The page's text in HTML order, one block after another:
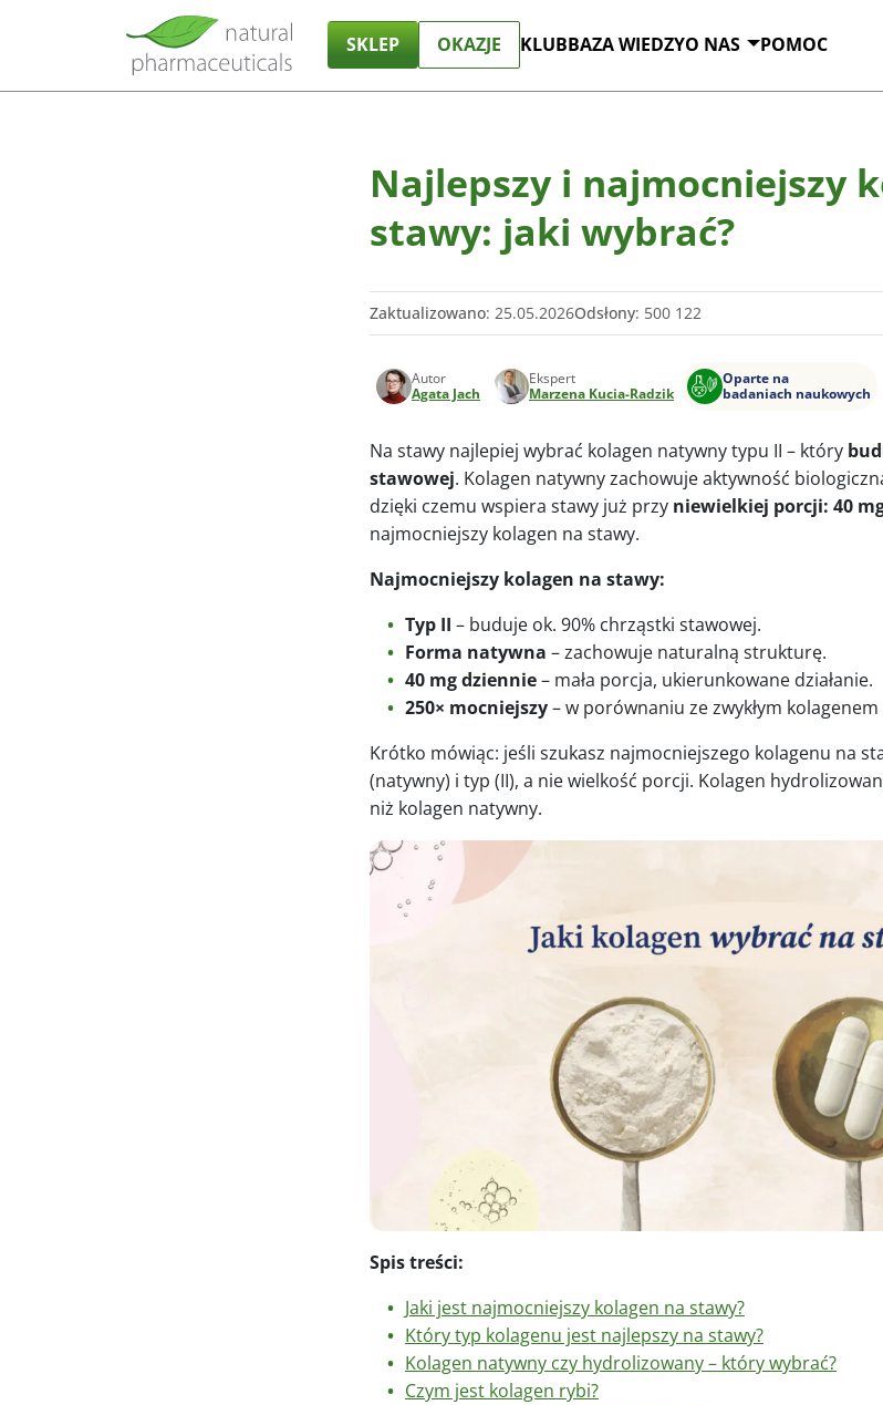
SKLEP OKAZJE KLUBBAZA WIEDZYO NAS POMOC
Najlepszy i najmocniejszy
stawy: jaki wybrać?
Zaktualizowano: 25.05.2026Odsłony: 500 122
Autor
Agata Jach
Ekspert
Marzena Kucia-Radzik
Oparte na
badaniach naukowych
Na stawy najlepiej wybrać kolagen natywny typu II – który
stawowej. Kolagen natywny zachowuje aktywność
dzięki czemu wspiera stawy już przy niewielkiej porcji: 40
najmocniejszy kolagen na stawy.
Najmocniejszy kolagen na stawy:
Typ II – buduje ok. 90% chrząstki stawowej.
Forma natywna – zachowuje naturalną strukturę.
40 mg dziennie– mała porcja, ukierunkowane działanie.
250× mocniejszy– w porównaniu ze zwykłym
Krótko mówiąc: jeśli szukasz najmocniejszego kolagenu na
(natywny) i typ (II), a nie wielkość porcji. Kolagen
niż kolagen natywny.
Spis treści:
Jaki jest najmocniejszy kolagen na stawy?
Który typ kolagenu jest najlepszy na stawy?
Kolagen natywny czy hydrolizowany – który wybrać?
Czym jest kolagen rybi?